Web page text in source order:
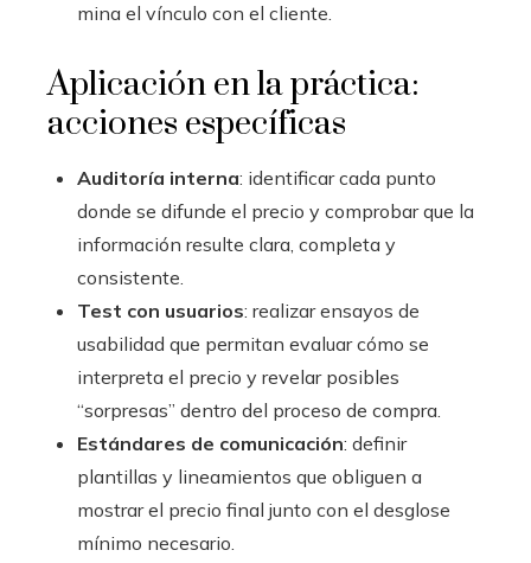
mina el vínculo con el cliente.
Aplicación en la práctica:
acciones específicas
Auditoría interna: identificar cada punto
donde se difunde el precio y comprobar que la
información resulte clara, completa y
consistente.
Test con usuarios: realizar ensayos de
usabilidad que permitan evaluar cómo se
interpreta el precio y revelar posibles
“sorpresas” dentro del proceso de compra.
Estándares de comunicación: definir
plantillas y lineamientos que obliguen a
mostrar el precio final junto con el desglose
mínimo necesario.